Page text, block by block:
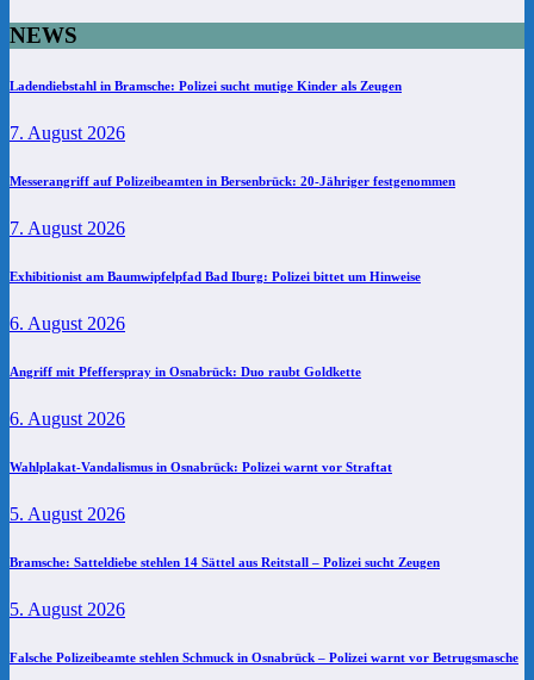
NEWS
Ladendiebstahl in Bramsche: Polizei sucht mutige Kinder als Zeugen
7. August 2026
Messerangriff auf Polizeibeamten in Bersenbrück: 20-Jähriger festgenommen
7. August 2026
Exhibitionist am Baumwipfelpfad Bad Iburg: Polizei bittet um Hinweise
6. August 2026
Angriff mit Pfefferspray in Osnabrück: Duo raubt Goldkette
6. August 2026
Wahlplakat-Vandalismus in Osnabrück: Polizei warnt vor Straftat
5. August 2026
Bramsche: Satteldiebe stehlen 14 Sättel aus Reitstall – Polizei sucht Zeugen
5. August 2026
Falsche Polizeibeamte stehlen Schmuck in Osnabrück – Polizei warnt vor Betrugsmasche